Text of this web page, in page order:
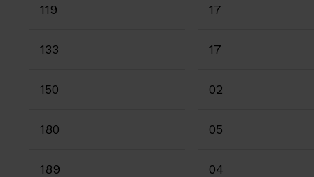
119 17
133 17
150 02
180 05
189 04